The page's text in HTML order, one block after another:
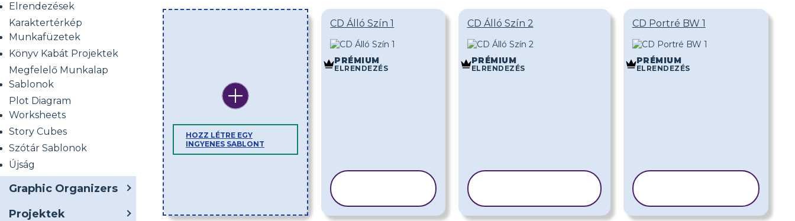
Elrendezések
Karaktertérkép
Munkafüzetek
Könyv Kabát Projektek
Megfelelő Munkalap
Sablonok
Plot Diagram
Worksheets
Story Cubes
Szótár Sablonok
Újság
Graphic Organizers
Projektek
HOZZ LÉTRE EGY
INGYENES SABLONT
CD Álló Szín 1
PRÉMIUM
ELRENDEZÉS
CD Álló Szín 2
PRÉMIUM
ELRENDEZÉS
CD Portré BW 1
PRÉMIUM
ELRENDEZÉS